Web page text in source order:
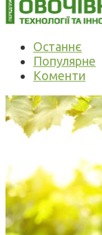
Останнє
Популярне
Коменти